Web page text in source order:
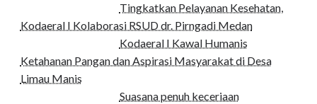
Tingkatkan Pelayanan Kesehatan,
Kodaeral I Kolaborasi RSUD dr. Pirngadi Medan‎
Kodaeral I Kawal Humanis
Ketahanan Pangan dan Aspirasi Masyarakat di Desa
Limau Manis
Suasana penuh keceriaan